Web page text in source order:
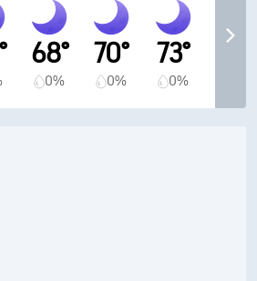
68°
0%
70°
0%
73°
0%